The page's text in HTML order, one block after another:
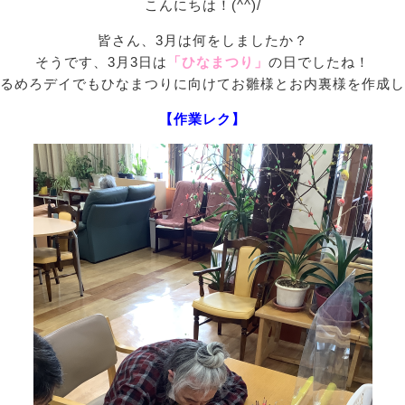
こんにちは！(^^)/
皆さん、3月は何をしましたか？
そうです、3月3日は
「ひなまつり」 の日でしたね！
めろデイでもひなまつりに向けてお雛様とお内裏様を作成
【作業レク】